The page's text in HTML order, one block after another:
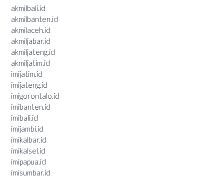
akmilbali.id
akmilbanten.id
akmilaceh.id
akmiljabar.id
akmiljateng.id
akmiljatim.id
imijatim.id
imijateng.id
imigorontalo.id
imibanten.id
imibali.id
imijambi.id
imikalbar.id
imikalsel.id
imipapua.id
imisumbar.id